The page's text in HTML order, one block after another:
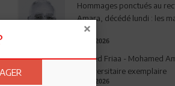
Hommages ponctués au
Amara, décédé lundi : les
deuil
03.08.2026
Ahmed Friaa - Mohamed
l’Universitaire exemplaire
04.08.2026